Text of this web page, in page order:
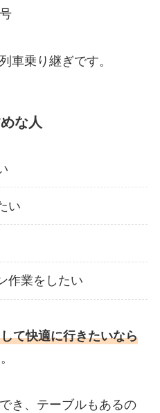
車乗り継ぎです。
な人
い
作業をしたい
て快適に行きたいなら
き、テーブルもあるの